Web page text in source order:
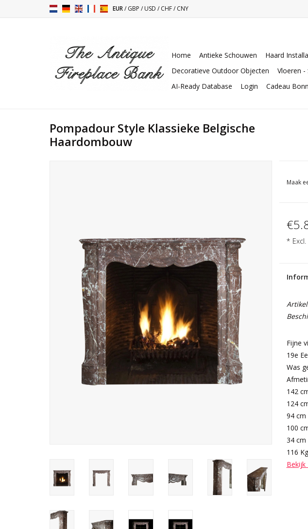
EUR/GBP /USD /CHF/CNY
Home Antieke Schouwen Haard
Decoratieve Outdoor Objecten
Vloeren
AI-Ready Database
Login Cadeau
Pompadour Style Klassieke Belgische
Haardombouw
Maak
* Excl.
Fijne
19e
Was
142
124
94 cm
100
34 cm
116 Kg
Bekijk